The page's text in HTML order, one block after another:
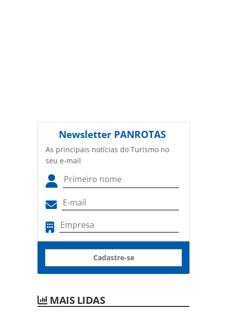
Newsletter PANROTAS
As principais notícias do Turismo no
seu e-mail
Cadastre-se
MAIS LIDAS